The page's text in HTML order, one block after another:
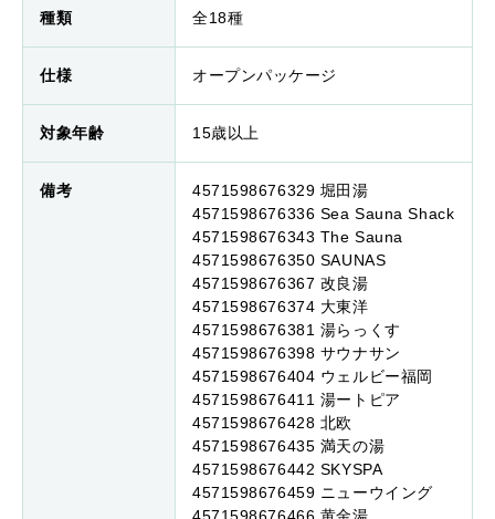
種類 全18種
仕様 オープンパッケージ
対象年齢 15歳以上
備考
4571598676329 堀田湯
4571598676336 Sea Sauna Shack
4571598676343 The Sauna
4571598676350 SAUNAS
4571598676367 改良湯
4571598676374 大東洋
4571598676381 湯らっくす
4571598676398 サウナサン
4571598676404 ウェルビー福岡
4571598676411 湯ートピア
4571598676428 北欧
4571598676435 満天の湯
4571598676442 SKYSPA
4571598676459 ニューウイング